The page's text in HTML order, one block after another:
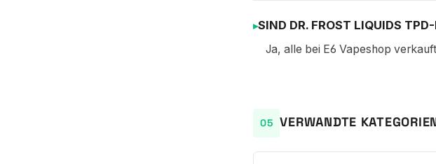
SIND DR. FROST LIQUIDS
Ja, alle bei E6 Vapeshop
VERWANDTE